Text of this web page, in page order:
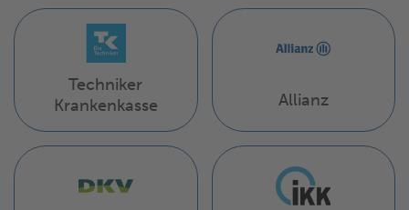
Techniker
Krankenkasse
Allianz